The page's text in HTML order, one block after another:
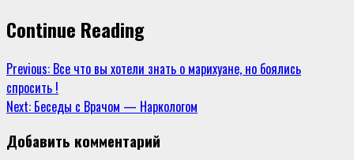
Continue Reading
Previous: Все что вы хотели знать о марихуане, но боялись
спросить !
Next: Беседы с Врачом — Наркологом
Добавить комментарий